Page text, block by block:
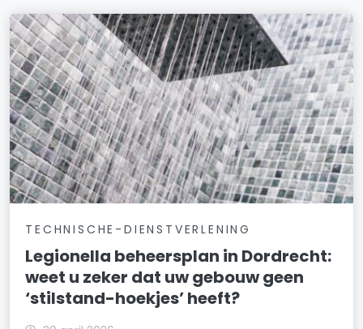
TECHNISCHE-DIENSTVERLENING
Legionella beheersplan in Dordrecht:
weet u zeker dat uw gebouw geen
‘stilstand-hoekjes’ heeft?